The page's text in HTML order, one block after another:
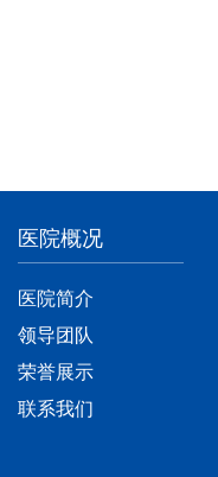
医院概况
医院简介
领导团队
荣誉展示
联系我们